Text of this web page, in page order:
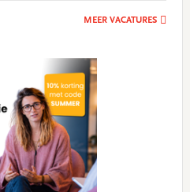
MEER VACATURES